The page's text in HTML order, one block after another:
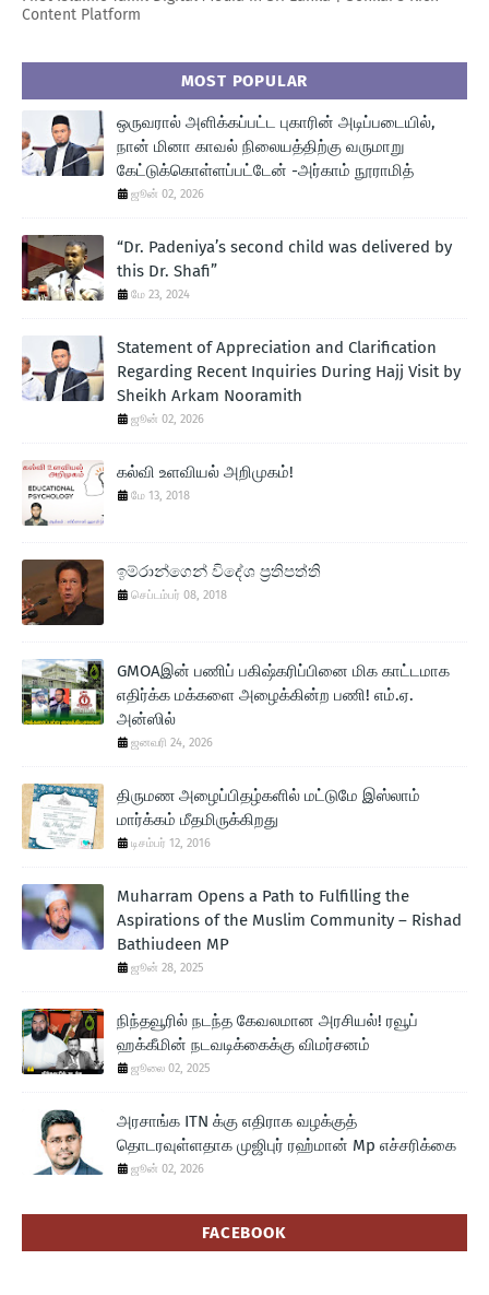
Content Platform
MOST POPULAR
ஒருவரால் அளிக்கப்பட்ட புகாரின் அடிப்படையில்,
நான் மினா காவல் நிலையத்திற்கு வருமாறு
கேட்டுக்கொள்ளப்பட்டேன் -அர்காம் நூராமித்
ஜூன் 02, 2026
“Dr. Padeniya’s second child was delivered by
this Dr. Shafi”
மே 23, 2024
Statement of Appreciation and Clarification
Regarding Recent Inquiries During Hajj Visit by
Sheikh Arkam Nooramith
ஜூன் 02, 2026
கல்வி உளவியல் அறிமுகம்!
மே 13, 2018
ඉම්රාන්ගෙන් විදේශ ප‍්‍රතිපත්ති
செப்டம்பர் 08, 2018
GMOAஇன் பணிப் பகிஷ்கரிப்பினை மிக காட்டமாக
எதிர்க்க மக்களை அழைக்கின்ற பணி! எம்.ஏ.
அன்ஸில்
ஜனவரி 24, 2026
திருமண அழைப்பிதழ்களில் மட்டுமே இஸ்லாம்
மார்க்கம் மீதமிருக்கிறது
டிசம்பர் 12, 2016
Muharram Opens a Path to Fulfilling the
Aspirations of the Muslim Community – Rishad
Bathiudeen MP
ஜூன் 28, 2025
நிந்தவூரில் நடந்த கேவலமான அரசியல்! ரவூப்
ஹக்கீமின் நடவடிக்கைக்கு விமர்சனம்
ஜூலை 02, 2025
அரசாங்க ITN க்கு எதிராக வழக்குத்
தொடரவுள்ளதாக முஜிபுர் ரஹ்மான் Mp எச்சரிக்கை
ஜூன் 02, 2026
FACEBOOK